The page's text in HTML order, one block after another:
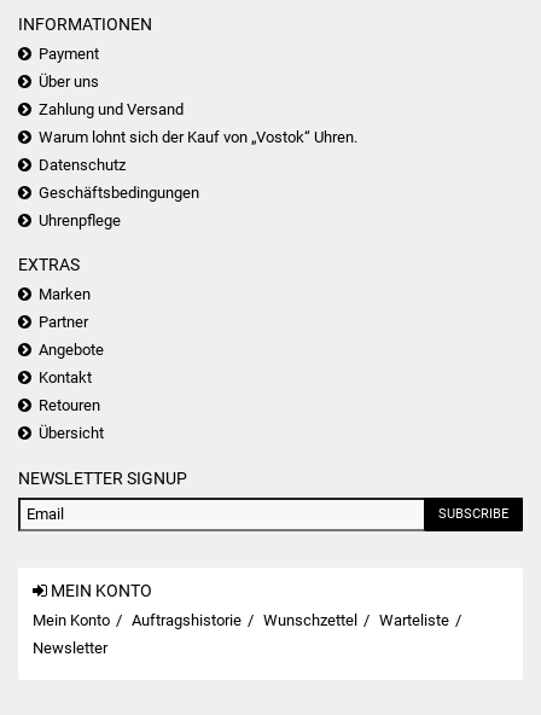
INFORMATIONEN
Payment
Über uns
Zahlung und Versand
Warum lohnt sich der Kauf von „Vostok“ Uhren.
Datenschutz
Geschäftsbedingungen
Uhrenpflege
EXTRAS
Marken
Partner
Angebote
Kontakt
Retouren
Übersicht
NEWSLETTER SIGNUP
SUBSCRIBE
MEIN KONTO
Mein Konto Auftragshistorie Wunschzettel
Warteliste
Newsletter